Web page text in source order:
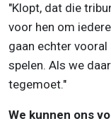
"Klopt, dat die
voor hen om
gaan echter
spelen. Als we
tegemoet."
We kunnen ons